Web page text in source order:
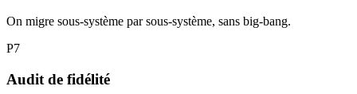
On migre sous-système par sous-système, sans big-bang.
P7
Audit de fidélité